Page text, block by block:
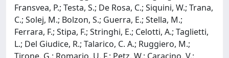
Fransvea, P.; Testa, S.; De Rosa, C.; Siquini, W.; Trana,
C.; Solej, M.; Bolzon, S.; Guerra, E.; Stella, M.;
Ferrara, F.; Stipa, F.; Stringhi, E.; Celotti, A.; Taglietti,
L.; Del Giudice, R.; Talarico, C. A.; Ruggiero, M.;